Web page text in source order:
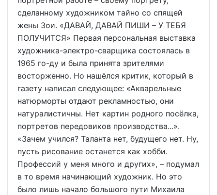
сделанному художником тайно со спящей
жены Зои. «ДАВАЙ, ДАВАЙ ПИШИ – У ТЕБЯ
ПОЛУЧИТСЯ» Первая персональная выставка
художника-электро-сварщика состоялась в
1965 го-ду и была принята зрителями
восторженно. Но нашёлся критик, который в
газету написал следующее: «Акварельные
натюрморты отдают рекламностью, они
натуралистичны. Нет картин родного посёлка,
портретов передовиков производства...».
«Зачем учился? Таланта нет, будущего нет. Ну,
пусть рисование останется как хобби.
Профессий у меня много и других», – подумал
в то время начинающий художник. Но это
было лишь начало большого пути Михаила